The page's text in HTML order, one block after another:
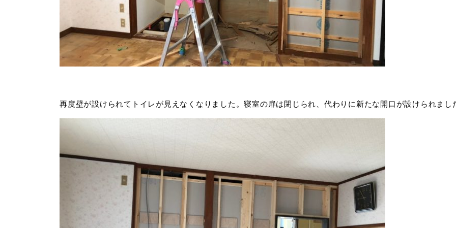
再度壁が設けられてトイレが見えなくなりました。寝室の扉は閉じられ、代わりに新たな開口が設けられまし